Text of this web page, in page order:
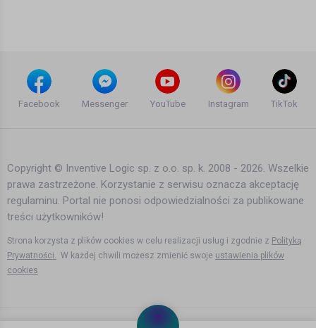
Somebody That I Used To Know
(Dubstep Remix) - Dylan Taylor Drum
Armin van Buuren - Yet another day
15 lat temu•1,591 wyświetleń
Remix)
14 lat temu
•
Facebook Messenger YouTube Instagram TikTok
Copyright © Inventive Logic sp. z o.o. sp. k. 2008 - 2026. Wszelkie
prawa zastrzeżone. Korzystanie z serwisu oznacza akceptację
regulaminu. Portal nie ponosi odpowiedzialności za publikowane
treści użytkowników!
Strona korzysta z plików cookies w celu realizacji usług i zgodnie z Polityką
Prywatności. W każdej chwili możesz zmienić swoje ustawienia plików
cookies